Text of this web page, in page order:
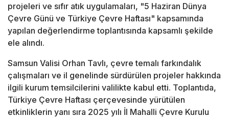
projeleri ve sıfır atık uygulamaları, "5 Haziran Dünya
Çevre Günü ve Türkiye Çevre Haftası" kapsamında
yapılan değerlendirme toplantısında kapsamlı şekilde
ele alındı.
Samsun Valisi Orhan Tavlı, çevre temalı farkındalık
çalışmaları ve il genelinde sürdürülen projeler hakkında
ilgili kurum temsilcilerini valilikte kabul etti. Toplantıda,
Türkiye Çevre Haftası çerçevesinde yürütülen
etkinliklerin yanı sıra 2025 yılı İl Mahalli Çevre Kurulu